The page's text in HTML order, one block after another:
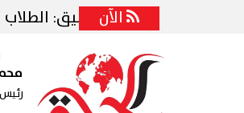
الآن
مكتب التنسيق: الطلاب